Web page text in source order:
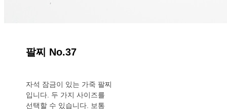
팔찌 No.37
자석 잠금이 있는 가죽 팔찌
입니다. 두 가지 사이즈를
선택할 수 있습니다. 보통